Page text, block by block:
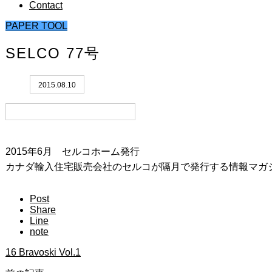
Contact
PAPER TOOL
SELCO 77号
2015.08.10
2015年6月 セルコホーム発行
カナダ輸入住宅販売会社のセルコが隔月で発行する情報マガ
Post
Share
Line
note
16 Bravoski Vol.1